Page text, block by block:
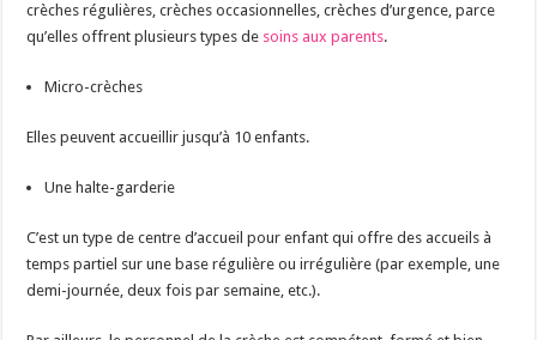
crèches régulières, crèches occasionnelles, crèches d’urgence, parce
qu’elles offrent plusieurs types de soins aux parents.
Micro-crèches
Elles peuvent accueillir jusqu’à 10 enfants.
Une halte-garderie
C’est un type de centre d’accueil pour enfant qui offre des accueils à
temps partiel sur une base régulière ou irrégulière (par exemple, une
demi-journée, deux fois par semaine, etc.).